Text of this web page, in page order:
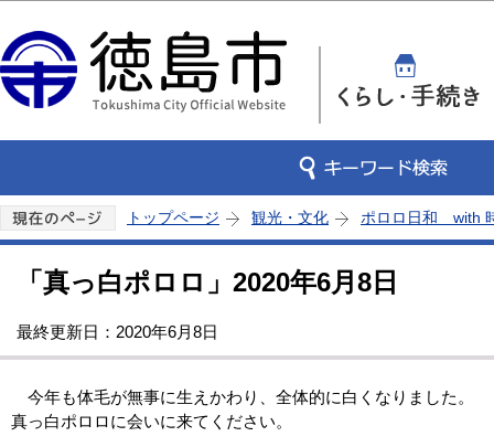
トップページ 観光・文化 ポロロ日和 with
「真っ白ポロロ」2020年6月8日
最終更新日：2020年6月8日
今年も体毛が無事に生えかわり、全体的に白くなりました。
真っ白ポロロに会いに来てください。